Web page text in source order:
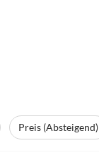
Preis (Absteigend)